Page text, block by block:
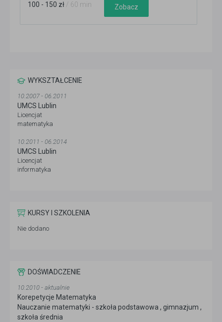
100 - 150 zł / 60 min Zobacz
WYKSZTAŁCENIE
10.2007 - 06.2011
UMCS Lublin
Licencjat
matematyka
10.2011 - 06.2014
UMCS Lublin
Licencjat
informatyka
KURSY I SZKOLENIA
Nie dodano
DOŚWIADCZENIE
10.2010 - aktualnie
Korepetycje Matematyka
Nauczanie matematyki - szkoła podstawowa , gimnazjum ,
szkoła średnia